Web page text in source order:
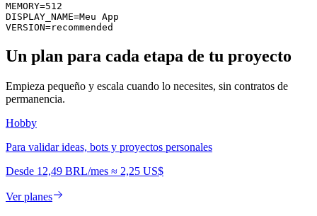
MEMORY=512
DISPLAY_NAME=Meu App
VERSION=recommended
Un plan para cada etapa de tu proyecto
Empieza pequeño y escala cuando lo necesites, sin contratos de
permanencia.
Hobby
Para validar ideas, bots y proyectos personales
Desde 12,49 BRL/mes ≈ 2,25 US$
Ver planes